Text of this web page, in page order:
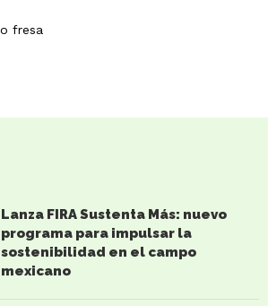
Lanza FIRA Sustenta Más: nuevo
programa para impulsar la
sostenibilidad en el campo
mexicano